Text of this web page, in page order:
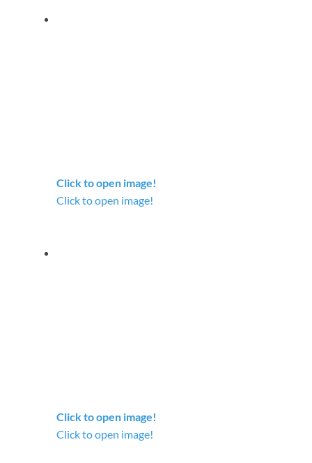
Click to open image!
Click to open image!
Click to open image!
Click to open image!